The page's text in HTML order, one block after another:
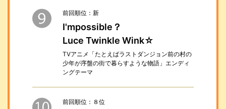
前回順位：新
I'mpossible？
Luce Twinkle Wink☆
TVアニメ「たとえばラストダンジョン前の村の
少年が序盤の街で暮らすような物語」エンディ
ングテーマ
前回順位：８位